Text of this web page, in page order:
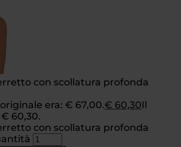
con scollatura profonda
era: € 67,00.€ 60,30Il
60,30.
con scollatura profonda